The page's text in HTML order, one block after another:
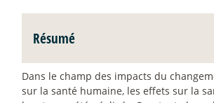
Résumé
Dans le champ des impacts du
sur la santé humaine, les effets sur la